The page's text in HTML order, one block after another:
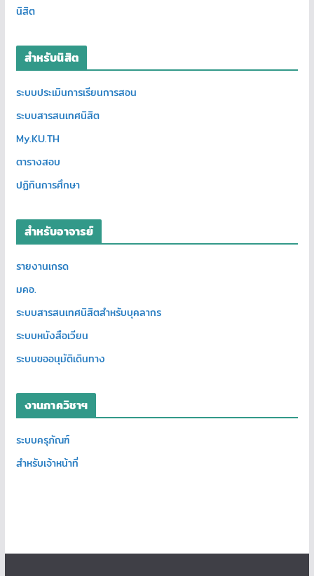
นิสิต
สำหรับนิสิต
ระบบประเมินการเรียนการสอน
ระบบสารสนเทศนิสิต
My.KU.TH
ตารางสอบ
ปฏิทินการศึกษา
สำหรับอาจารย์
รายงานเกรด
มคอ.
ระบบสารสนเทศนิสิตสำหรับบุคลากร
ระบบหนังสือเวียน
ระบบขออนุมัติเดินทาง
งานภาควิชาฯ
ระบบครุภัณฑ์
สำหรับเจ้าหน้าที่